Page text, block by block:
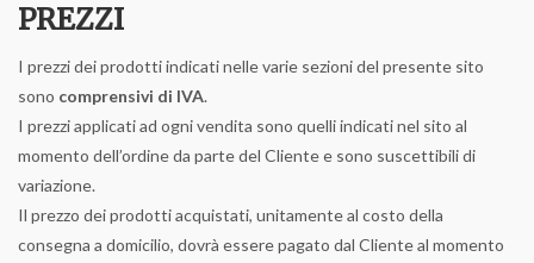
PREZZI
I prezzi dei prodotti indicati nelle varie sezioni del presente sito
sono comprensivi di IVA.
I prezzi applicati ad ogni vendita sono quelli indicati nel sito al
momento dell’ordine da parte del Cliente e sono suscettibili di
variazione.
Il prezzo dei prodotti acquistati, unitamente al costo della
consegna a domicilio, dovrà essere pagato dal Cliente al momento